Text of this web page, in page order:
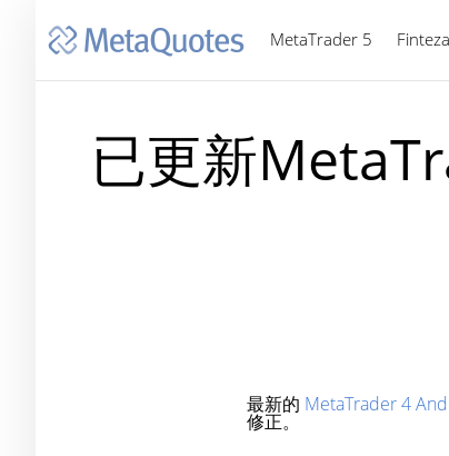
MetaTrader 5 Finteza
已更新
最新的 MetaTrader 4
修正。